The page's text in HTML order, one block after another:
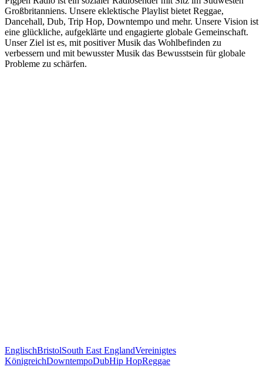
Großbritanniens. Unsere eklektische Playlist bietet Reggae,
Dancehall, Dub, Trip Hop, Downtempo und mehr. Unsere Vision ist
eine glückliche, aufgeklärte und engagierte globale Gemeinschaft.
Unser Ziel ist es, mit positiver Musik das Wohlbefinden zu
verbessern und mit bewusster Musik das Bewusstsein für globale
Probleme zu schärfen.
EnglischBristolSouth East EnglandVereinigtes
KönigreichDowntempoDubHip HopReggae